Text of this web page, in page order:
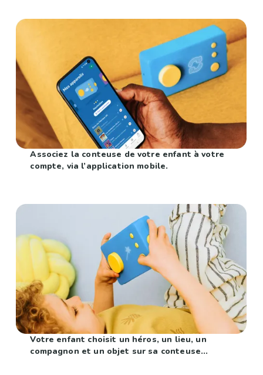
Associez la conteuse de votre enfant à votre
compte, via l’application mobile.
Votre enfant choisit un héros, un lieu, un
compagnon et un objet sur sa conteuse...